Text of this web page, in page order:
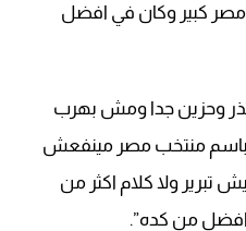
كبير وكان في افضل
وحزين جدا ومش بهرب
منتخب مصر مينفعش
تبرير ولا كلام اكثر من
افضل من كده”.